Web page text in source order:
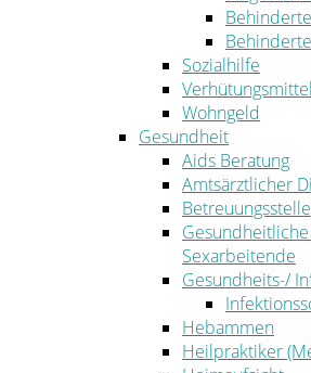
Sozialhilfe
Wohngeld
Gesundheit
Aids Beratung
Amtsärztlicher
Betreuungsstelle
Sexarbeitende
Gesundheits-/
Hebammen
Heilpraktiker